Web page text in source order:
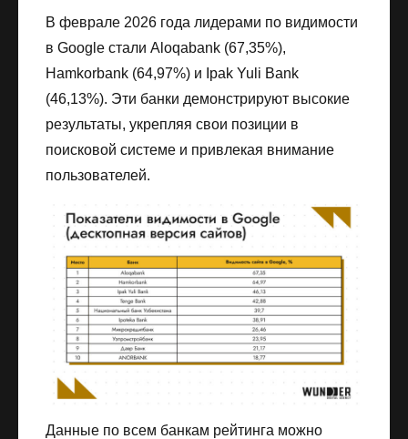
В феврале 2026 года лидерами по видимости
в Google стали Aloqаbank (67,35%),
Hamkorbank (64,97%) и Ipak Yuli Bank
(46,13%). Эти банки демонстрируют высокие
результаты, укрепляя свои позиции в
поисковой системе и привлекая внимание
пользователей.
Данные по всем банкам рейтинга можно